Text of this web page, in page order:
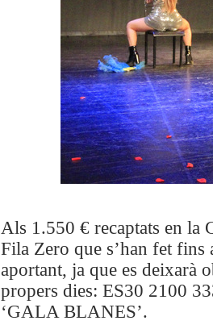
Als 1.550 € recaptats en la
Fila Zero que s’han fet fins
aportant, ja que es deixarà
propers dies: ES30 2100
‘GALA BLANES’.